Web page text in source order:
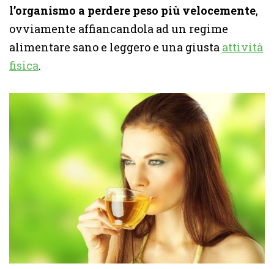
l’organismo a perdere peso più velocemente,
ovviamente affiancandola ad un regime
alimentare sano e leggero e una giusta attività
fisica.